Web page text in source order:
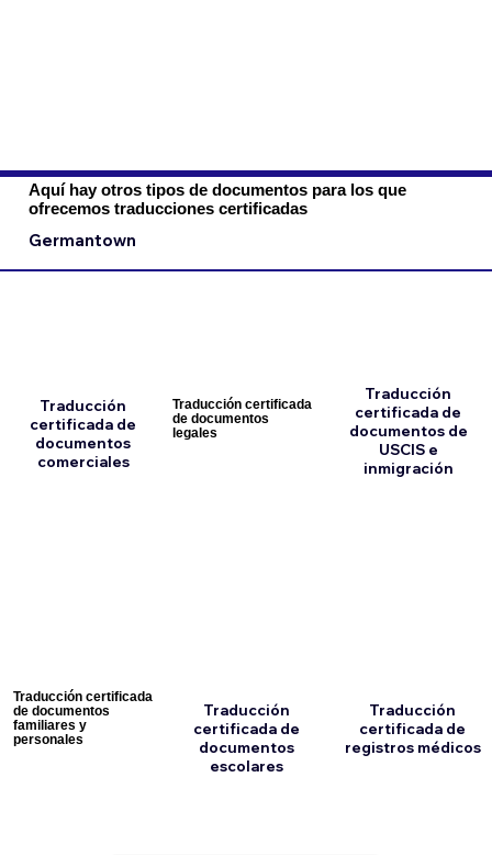
Aquí hay otros tipos de documentos para los que
ofrecemos traducciones certificadas
Germantown
Traducción
certificada de
documentos
comerciales
Traducción certificada
de documentos
familiares y
personales
Traducción certificada
de documentos
legales
Traducción
certificada de
documentos
escolares
Traducción
certificada de
documentos de
USCIS e
inmigración
Traducción
certificada de
registros médicos